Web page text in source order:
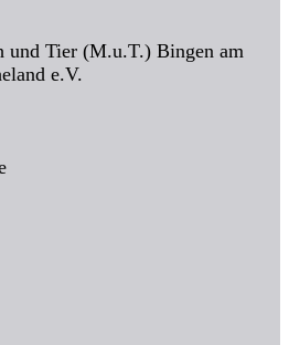
und Tier (M.u.T.) Bingen am
e.V.